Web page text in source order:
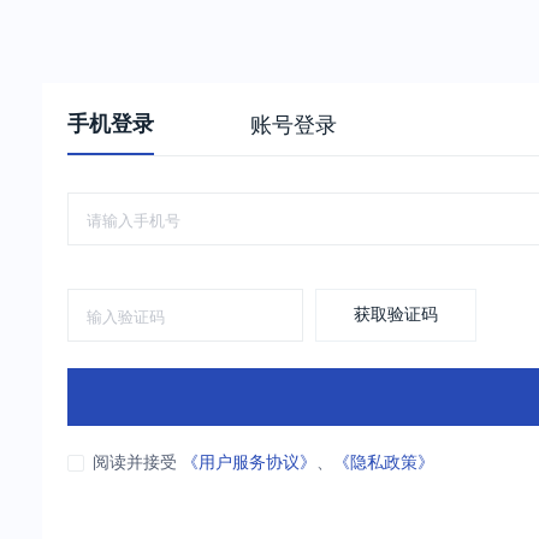
手机登录 账号登录
获取验证码
阅读并接受 《用户服务协议》 、 《隐私政策》